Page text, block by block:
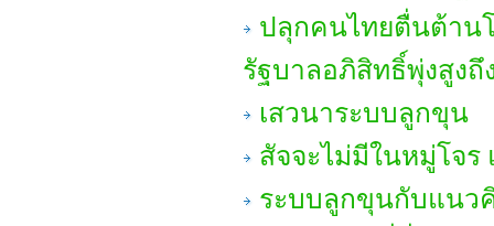
ปลุกคนไทยตื่นต้าน
รัฐบาลอภิสิทธิ์พุ่งสูงถึ
เสวนาระบบลูกขุน
สัจจะไม่มีในหมู่โจ
ระบบลูกขุนกับแนว